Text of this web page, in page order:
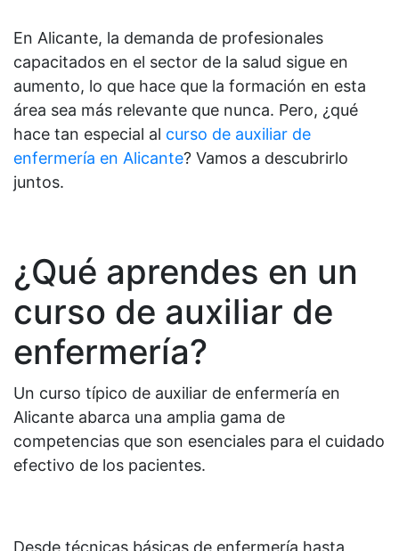
En Alicante, la demanda de profesionales
capacitados en el sector de la salud sigue en
aumento, lo que hace que la formación en esta
área sea más relevante que nunca. Pero, ¿qué
hace tan especial al curso de auxiliar de
enfermería en Alicante? Vamos a descubrirlo
juntos.
¿Qué aprendes en un
curso de auxiliar de
enfermería?
Un curso típico de auxiliar de enfermería en
Alicante abarca una amplia gama de
competencias que son esenciales para el cuidado
efectivo de los pacientes.
Desde técnicas básicas de enfermería hasta